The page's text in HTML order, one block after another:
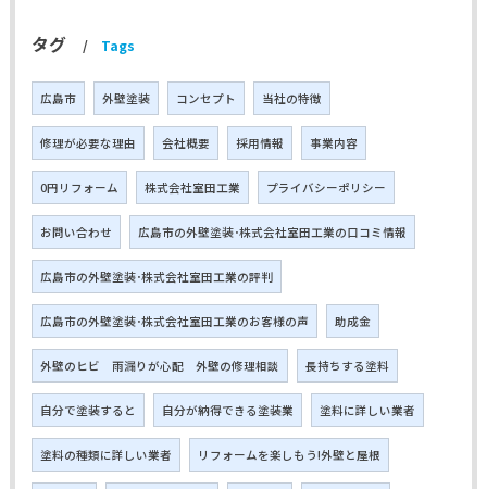
タグ Tags
広島市 外壁塗装 コンセプト 当社の特徴
修理が必要な理由 会社概要 採用情報 事業内容
0円リフォーム 株式会社室田工業 プライバシーポリシー
お問い合わせ 広島市の外壁塗装･株式会社室田工業の口コミ情報
広島市の外壁塗装･株式会社室田工業の評判
広島市の外壁塗装･株式会社室田工業のお客様の声 助成金
外壁のヒビ 雨漏りが心配 外壁の修理相談 長持ちする塗料
自分で塗装すると 自分が納得できる塗装業 塗料に詳しい業者
塗料の種類に詳しい業者 リフォームを楽しもう!外壁と屋根